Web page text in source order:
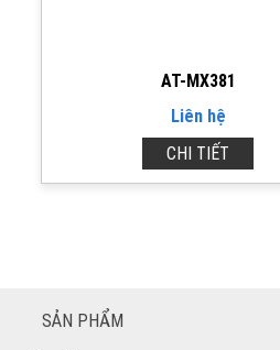
AT-MX381
Liên hệ
CHI TIẾT
SẢN PHẨM